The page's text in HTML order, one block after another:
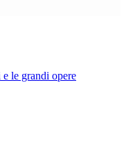
le grandi opere